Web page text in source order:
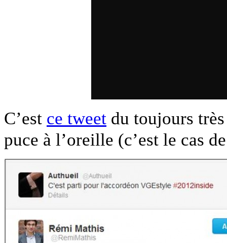
C’est ce tweet du toujours
puce à l’oreille (c’est le cas